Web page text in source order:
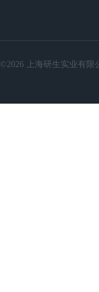
©2026 上海研生实业有限